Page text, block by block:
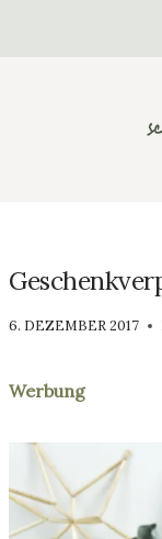
VON
6. DEZEMBER 2017
Werbung